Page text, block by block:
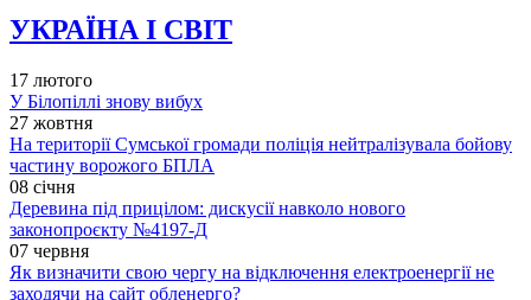
УКРАЇНА І СВІТ
17 лютого
У Білопіллі знову вибух
27 жовтня
На території Сумської громади поліція нейтралізувала бойову
частину ворожого БПЛА
08 січня
Деревина під прицілом: дискусії навколо нового
законопроєкту №4197-Д
07 червня
Як визначити свою чергу на відключення електроенергії не
заходячи на сайт обленерго?